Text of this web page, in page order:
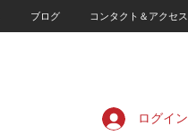
ブログ コンタクト＆アクセス
ログイン